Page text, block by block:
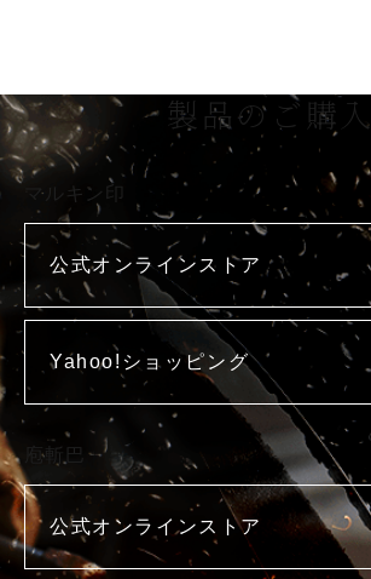
製品のご購入
マルキン印
公式オンラインストア
Yahoo!ショッピング
庖斬巴
公式オンラインストア